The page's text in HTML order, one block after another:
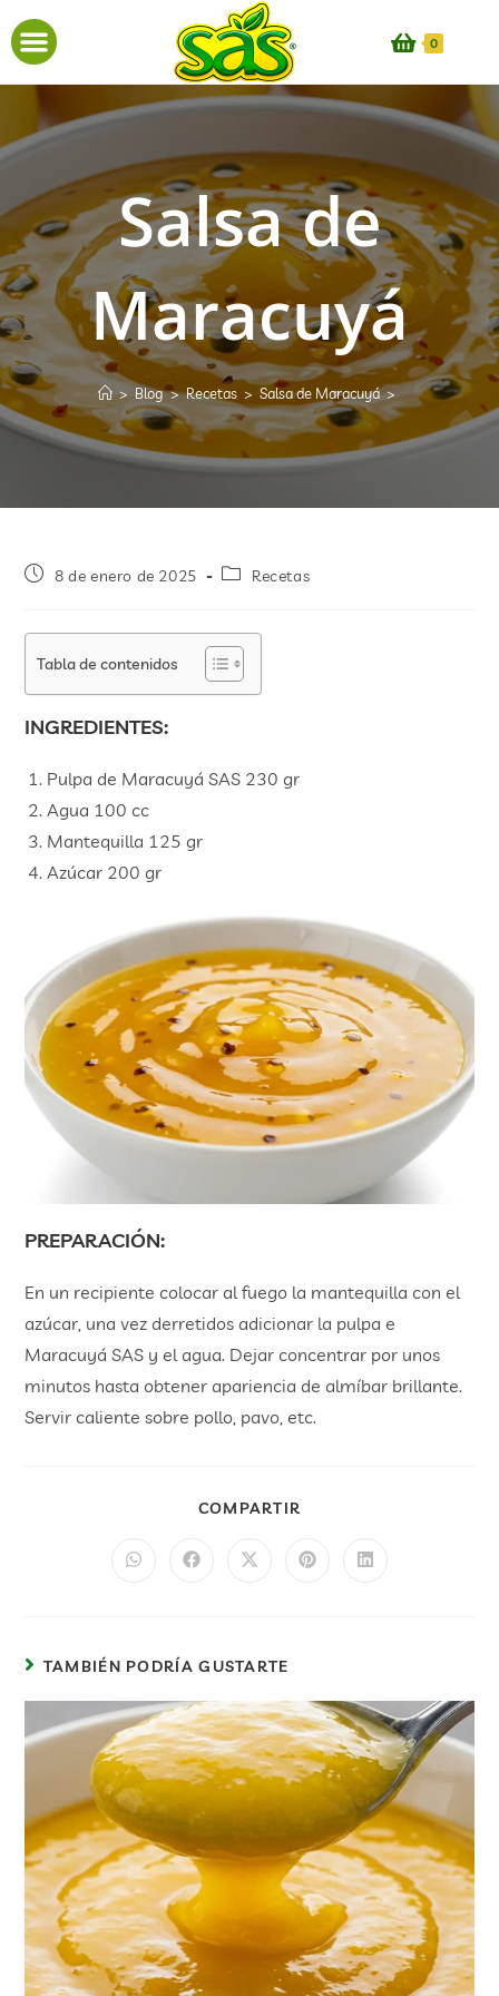
0
Salsa de
Maracuyá
> Blog > Recetas > Salsa de Maracuyá >
8 de enero de 2025 Recetas
Tabla de contenidos
INGREDIENTES:
Pulpa de Maracuyá SAS 230 gr
Agua 100 cc
Mantequilla 125 gr
Azúcar 200 gr
PREPARACIÓN:
En un recipiente colocar al fuego la mantequilla con el
azúcar, una vez derretidos adicionar la pulpa e
Maracuyá SAS y el agua. Dejar concentrar por unos
minutos hasta obtener apariencia de almíbar brillante.
Servir caliente sobre pollo, pavo, etc.
COMPARTIR
TAMBIÉN PODRÍA GUSTARTE